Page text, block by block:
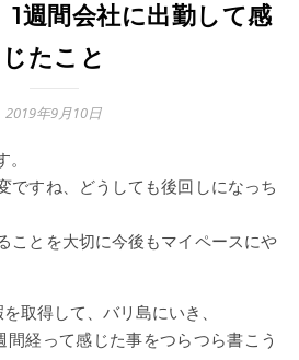
1週間会社に出勤して感
じたこと
2019年9月10日
ですね、どうしても後回しになっち
ことを大切に今後もマイペースにや
取得して、バリ島にいき、
経って感じた事をつらつら書こう